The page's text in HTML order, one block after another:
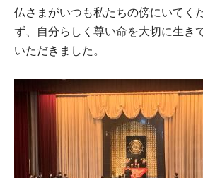
仏さまがいつも私たちの傍にいてく
ず、自分らしく尊い命を大切に生き
いただきました。